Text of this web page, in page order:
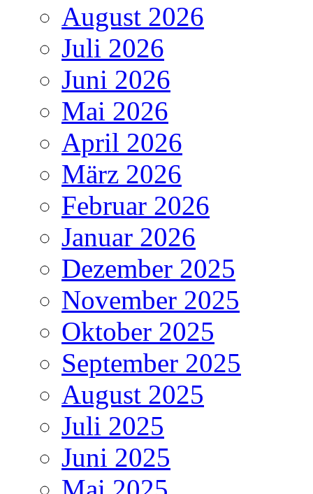
August 2026
Juli 2026
Juni 2026
Mai 2026
April 2026
März 2026
Februar 2026
Januar 2026
Dezember 2025
November 2025
Oktober 2025
September 2025
August 2025
Juli 2025
Juni 2025